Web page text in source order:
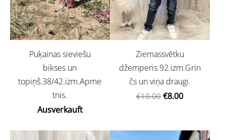
Puķainas sieviešu
bikses un
topiņš.38/42.izm.Apme
tnis.
Ausverkauft
Ziemassvētku
džemperis.92.izm.Grin
čs un viņa draugi.
€10.00 €8.00